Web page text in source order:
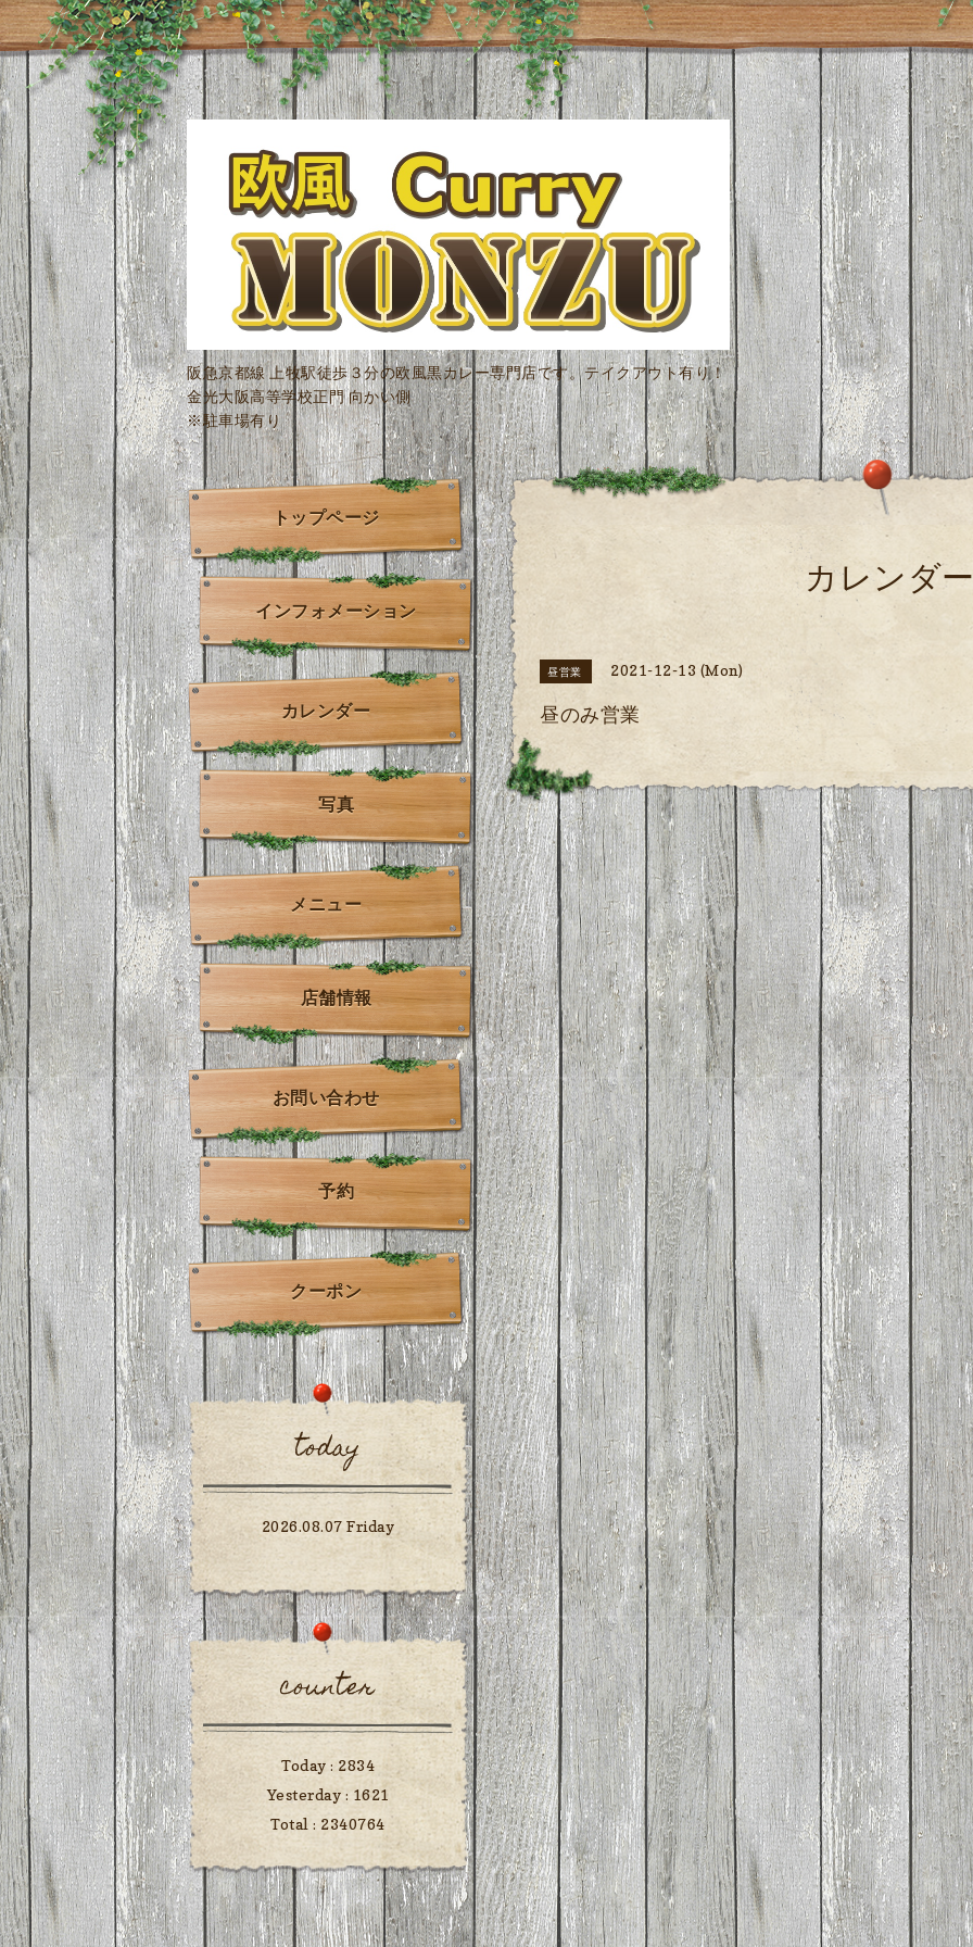
阪急京都線 上牧駅徒歩３分の欧風黒カレー専門店です。テイクアウト有り！
金光大阪高等学校正門 向かい側
※駐車場有り
カレンダ
昼営業 2021-12-13 (Mon)
昼のみ営業
トップページ
インフォメーション
カレンダー
写真
メニュー
店舗情報
お問い合わせ
予約
クーポン
today
2026.08.07 Friday
counter
Today : 2834
Yesterday : 1621
Total : 2340764